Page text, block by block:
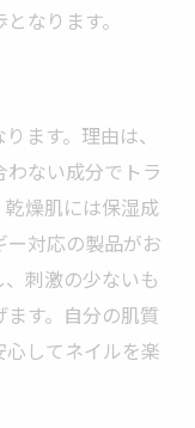
なります。
ます。理由は、
ない成分でトラ
燥肌には保湿成
対応の製品がお
刺激の少ないも
す。自分の肌質
してネイルを楽